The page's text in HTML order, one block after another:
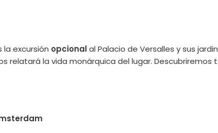
excursión opcionalal Palacio de Versalles y sus
relatará la vida monárquica del lugar. Descubriremos